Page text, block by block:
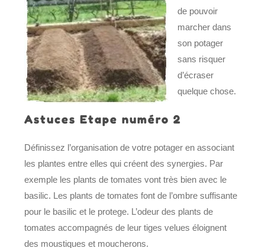
de pouvoir
marcher dans
son potager
sans risquer
d’écraser
quelque chose.
Astuces Etape numéro 2
Définissez l’organisation de votre potager en associant
les plantes entre elles qui créent des synergies. Par
exemple les plants de tomates vont très bien avec le
basilic. Les plants de tomates font de l’ombre suffisante
pour le basilic et le protege. L’odeur des plants de
tomates accompagnés de leur tiges velues éloignent
des moustiques et moucherons.